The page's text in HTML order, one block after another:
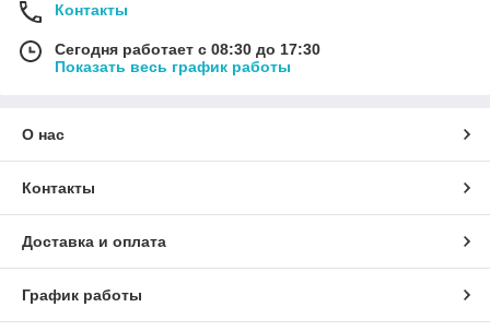
Контакты
Сегодня работает с 08:30 до 17:30
Показать весь график работы
О нас
Контакты
Доставка и оплата
График работы